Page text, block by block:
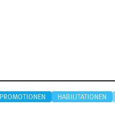
PROMOTIONEN HABILITATIONEN